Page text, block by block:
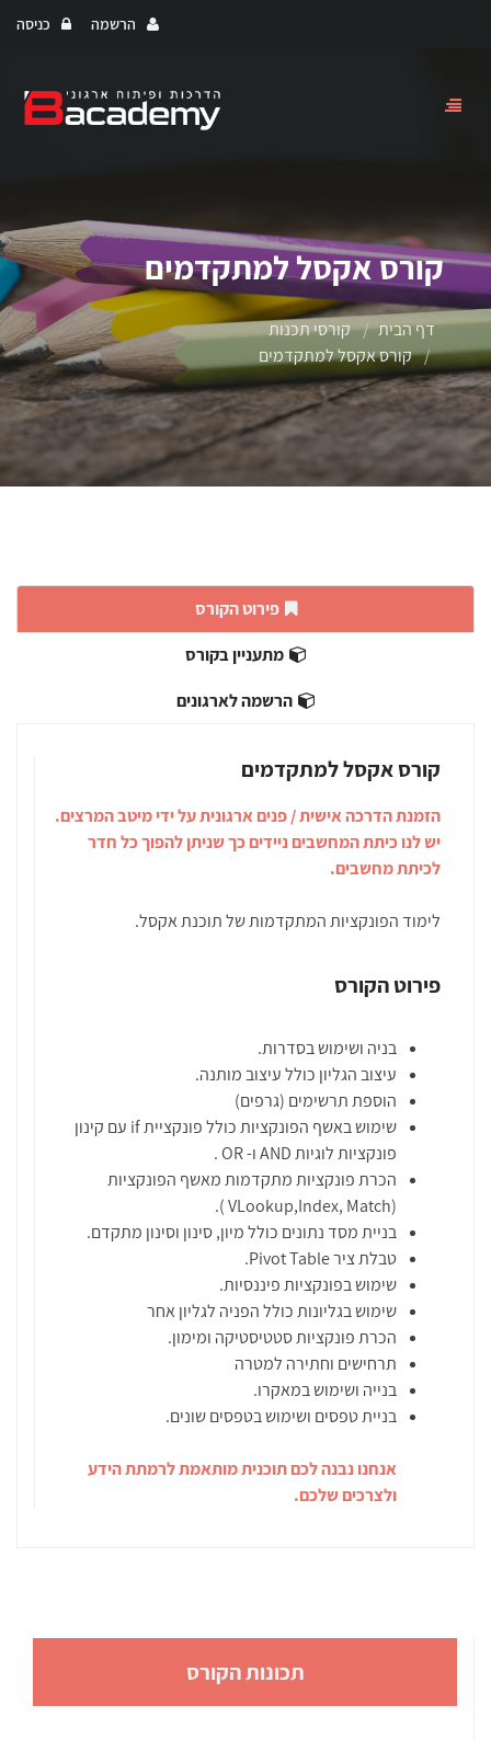
הרשמה כניסה
Toggle
קורס אקסל למתקדמים
דף הבית
קורסי תכנות
קורס אקסל למתקדמים
פירוט הקורס
מתעניין בקורס
הרשמה לארגונים
קורס אקסל למתקדמים
הזמנת הדרכה אישית / פנים ארגונית על ידי מיטב המרצים.
יש לנו כיתת המחשבים ניידים כך שניתן להפוך כל חדר
לכיתת מחשבים.
לימוד הפונקציות המתקדמות של תוכנת אקסל.
פירוט הקורס
בניה ושימוש בסדרות.
עיצוב הגליון כולל עיצוב מותנה.
הוספת תרשימים (גרפים)
שימוש באשף הפונקציות כולל פונקציית if עם קינון
פונקציות לוגיות AND ו- OR .
הכרת פונקציות מתקדמות מאשף הפונקציות
(VLookup,Index, Match ).
בניית מסד נתונים כולל מיון, סינון וסינון מתקדם.
טבלת ציר Pivot Table.
שימוש בפונקציות פיננסיות.
שימוש בגליונות כולל הפניה לגליון אחר
הכרת פונקציות סטטיסטיקה ומימון.
תרחישים וחתירה למטרה
בנייה ושימוש במאקרו.
בניית טפסים ושימוש בטפסים שונים.
אנחנו נבנה לכם תוכנית מותאמת לרמתת הידע
ולצרכים שלכם.
תכונות הקורס